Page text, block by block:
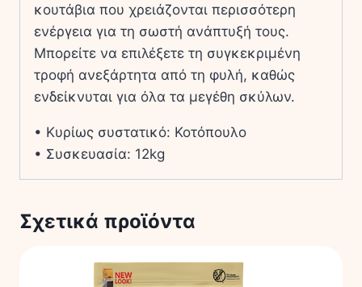
κουτάβια που χρειάζονται περισσότερη
ενέργεια για τη σωστή ανάπτυξή τους.
Μπορείτε να επιλέξετε τη συγκεκριμένη
τροφή ανεξάρτητα από τη φυλή, καθώς
ενδείκνυται για όλα τα μεγέθη σκύλων.
• Κυρίως συστατικό: Κοτόπουλο
• Συσκευασία: 12kg
Σχετικά προϊόντα